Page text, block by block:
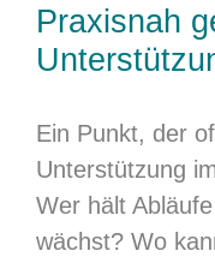
Praxisnah
Ein Punkt, der
Unterstützung
Wer hält
wächst? Wo